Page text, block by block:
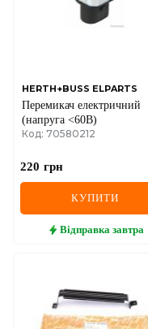
HERTH+BUSS ELPARTS
Перемикач електричний
(напруга <60В)
Код: 70580212
220 грн
КУПИТИ
Відправка завтра